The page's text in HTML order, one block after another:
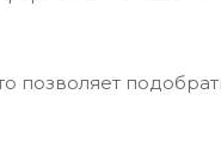
позволяет